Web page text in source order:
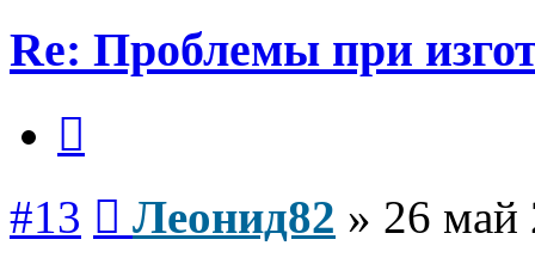
Re: Проблемы при
#13 Леонид82 » 26 май